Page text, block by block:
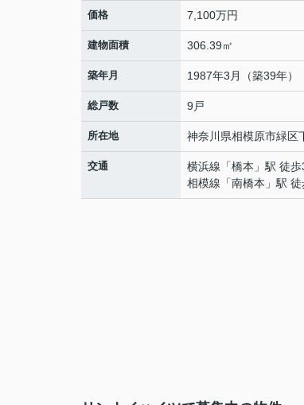
価格 7,100万円
建物面積 306.39㎡
築年月 1987年3月（築39年）
総戸数 9戸
所在地 神奈川県相模原市緑区
交通 横浜線 「橋本 」駅 徒
相模線 「南橋本 」駅